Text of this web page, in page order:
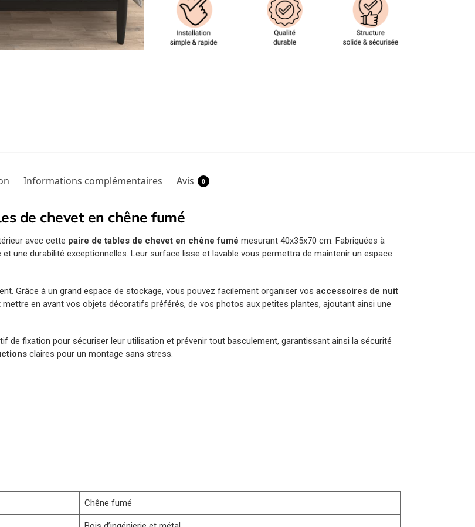
Informations complémentaires Avis 0
de chevet en chêne fumé
avec cette paire de tables de chevet en chêne fumé mesurant 40x35x70 cm. Fabriquées à
une durabilité exceptionnelles. Leur surface lisse et lavable vous permettra de maintenir un espace
Grâce à un grand espace de stockage, vous pouvez facilement organiser vosaccessoires de nuit
en avant vos objets décoratifs préférés, de vos photos aux petites plantes, ajoutant ainsi une
de fixation pour sécuriser leur utilisation et prévenir tout basculement, garantissant ainsi la sécurité
claires pour un montage sans stress.
Chêne fumé